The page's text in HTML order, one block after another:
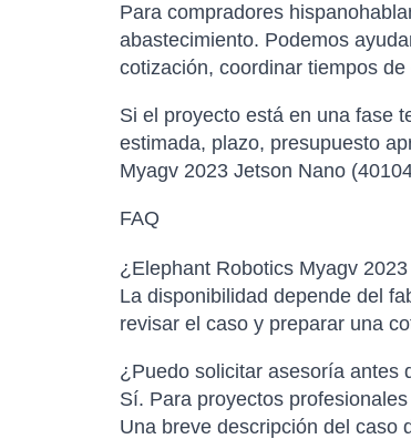
Para compradores
abastecimiento. Podemos
cotización, coordinar tiempos
Si el proyecto está en una fase
estimada, plazo, presupuesto
Myagv 2023 Jetson Nano
FAQ
¿Elephant Robotics Myagv
La disponibilidad depende del
revisar el caso y preparar una
¿Puedo solicitar asesoría antes
Sí. Para proyectos
Una breve descripción del caso